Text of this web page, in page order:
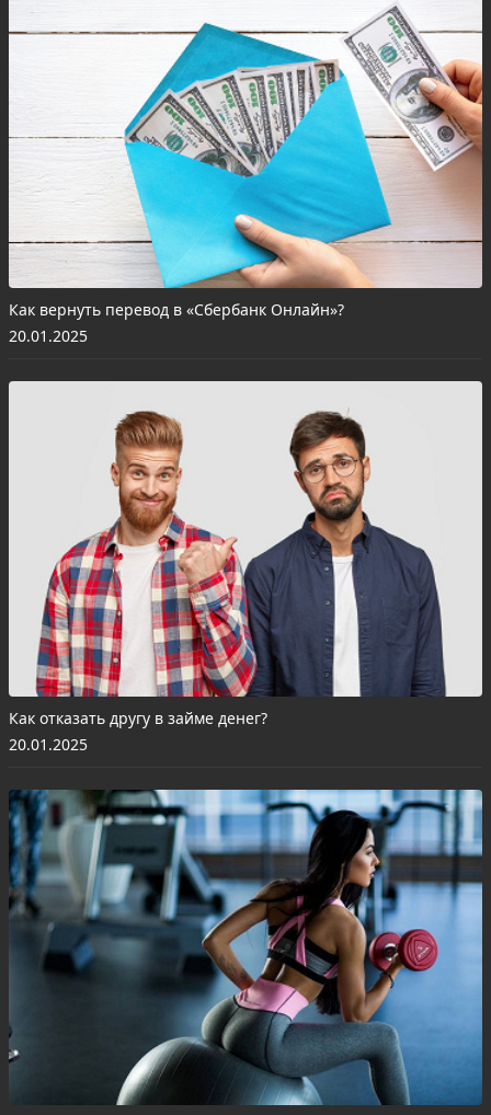
Как вернуть перевод в «Сбербанк Онлайн»?
20.01.2025
Как отказать другу в займе денег?
20.01.2025